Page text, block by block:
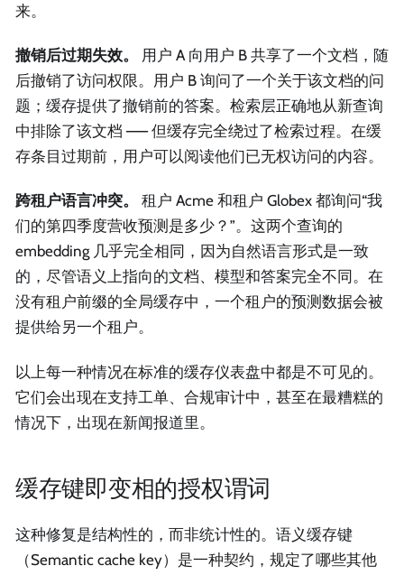
来。
撤销后过期失效。
用户 A 向用户 B 共享了一个文档，随
后撤销了访问权限。用户 B 询问了一个关于该文档的问
题；缓存提供了撤销前的答案。检索层正确地从新查询
中排除了该文档 —— 但缓存完全绕过了检索过程。在缓
存条目过期前，用户可以阅读他们已无权访问的内容。
跨租户语言冲突。
租户 Acme 和租户 Globex 都询问“我
们的第四季度营收预测是多少？”。这两个查询的
embedding 几乎完全相同，因为自然语言形式是一致
的，尽管语义上指向的文档、模型和答案完全不同。在
没有租户前缀的全局缓存中，一个租户的预测数据会被
提供给另一个租户。
以上每一种情况在标准的缓存仪表盘中都是不可见的。
它们会出现在支持工单、合规审计中，甚至在最糟糕的
情况下，出现在新闻报道里。
缓存键即变相的授权谓词
这种修复是结构性的，而非统计性的。语义缓存键
（Semantic cache key）是一种契约，规定了哪些其他